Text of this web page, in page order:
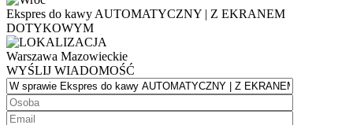
Ekspres do kawy AUTOMATYCZNY | Z EKRANEM
DOTYKOWYM
Warszawa Mazowieckie
WYŚLIJ WIADOMOŚĆ